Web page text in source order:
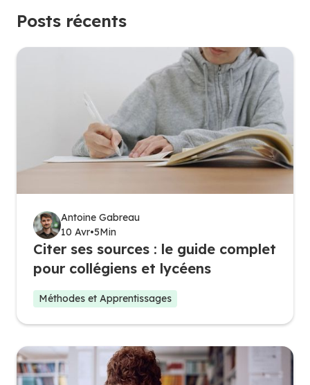
Posts récents
Antoine Gabreau
10 Avr•5Min
Citer ses sources : le guide complet
pour collégiens et lycéens
Méthodes et Apprentissages